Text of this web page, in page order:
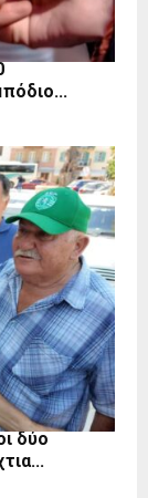
δύο